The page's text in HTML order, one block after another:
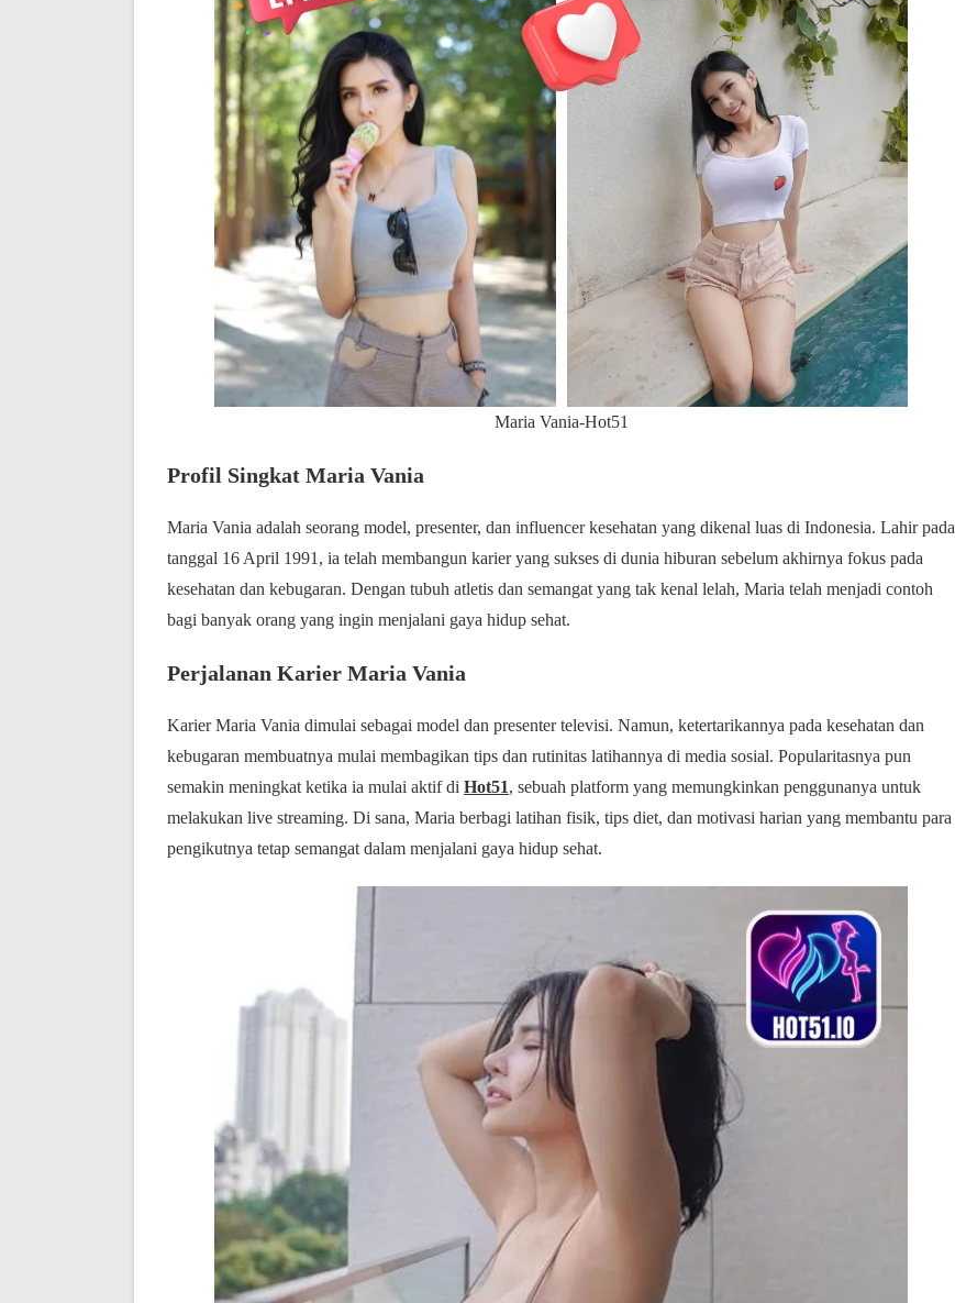
Maria Vania-Hot51
Profil Singkat Maria Vania
Maria Vania adalah seorang model, presenter, dan influencer kesehatan yang dikenal luas di Indonesia. Lahir pada
tanggal 16 April 1991, ia telah membangun karier yang sukses di dunia hiburan sebelum akhirnya fokus pada
kesehatan dan kebugaran. Dengan tubuh atletis dan semangat yang tak kenal lelah, Maria telah menjadi contoh
bagi banyak orang yang ingin menjalani gaya hidup sehat.
Perjalanan Karier Maria Vania
Karier Maria Vania dimulai sebagai model dan presenter televisi. Namun, ketertarikannya pada kesehatan dan
kebugaran membuatnya mulai membagikan tips dan rutinitas latihannya di media sosial. Popularitasnya pun
semakin meningkat ketika ia mulai aktif di Hot51, sebuah platform yang memungkinkan penggunanya untuk
melakukan live streaming. Di sana, Maria berbagi latihan fisik, tips diet, dan motivasi harian yang membantu para
pengikutnya tetap semangat dalam menjalani gaya hidup sehat.